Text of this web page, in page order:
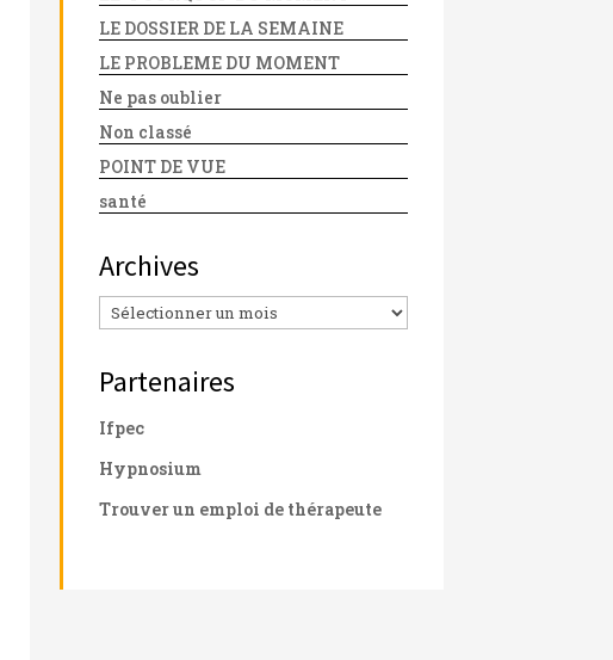
LE DOSSIER DE LA SEMAINE
LE PROBLEME DU MOMENT
Ne pas oublier
Non classé
POINT DE VUE
santé
Archives
Archives
Partenaires
Ifpec
Hypnosium
Trouver un emploi de thérapeute